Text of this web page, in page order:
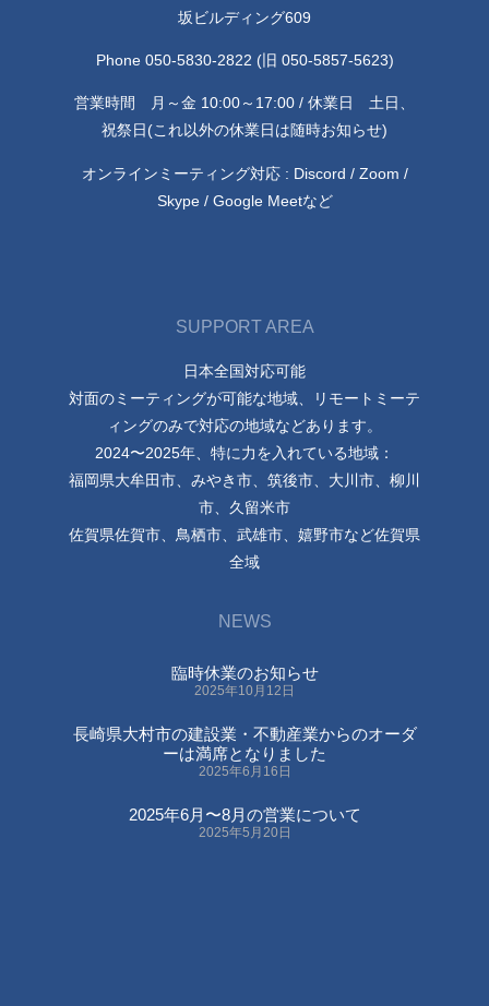
坂ビルディング609
Phone 050-5830-2822 (旧 050-5857-5623)
営業時間 月～金 10:00～17:00 / 休業日 土日、
祝祭日(これ以外の休業日は随時お知らせ)
オンラインミーティング対応 : Discord / Zoom /
Skype / Google Meetなど
SUPPORT AREA
日本全国対応可能
対面のミーティングが可能な地域、リモートミーテ
ィングのみで対応の地域などあります。
2024〜2025年、特に力を入れている地域：
福岡県大牟田市、みやき市、筑後市、大川市、柳川
市、久留米市
佐賀県佐賀市、鳥栖市、武雄市、嬉野市など佐賀県
全域
NEWS
臨時休業のお知らせ
2025年10月12日
長崎県大村市の建設業・不動産業からのオーダ
ーは満席となりました
2025年6月16日
2025年6月〜8月の営業について
2025年5月20日